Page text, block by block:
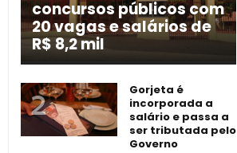
concursos públicos com
20 vagas e salários de
R$ 8,2 mil
Gorjeta é
incorporada a
salário e passa a
ser tributada pelo
Governo